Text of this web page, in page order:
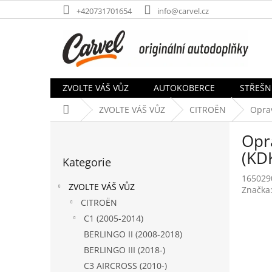
na
+420731701654 info@carvel.cz
ZVOLTE VÁŠ VŮZ AUTOKOBERCE
Domů ZVOLTE VÁŠ VŮZ CITROËN
kategorie
Kategorie
ZVOLTE VÁŠ VŮZ
CITROËN
C1 (2005-2014)
BERLINGO II (2008-2018)
BERLINGO III (2018-)
C3 AIRCROSS (2010-)
Značka: